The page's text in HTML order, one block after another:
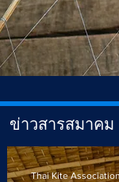
ข่าวสารสมาคม
Thai Kite